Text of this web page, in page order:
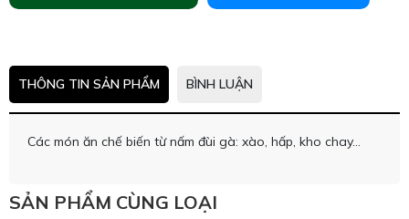
THÔNG TIN SẢN PHẨM BÌNH LUẬN
Các món ăn chế biến từ nấm đùi gà: xào, hấp, kho chay...
SẢN PHẨM CÙNG LOẠI